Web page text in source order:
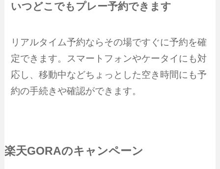
いつどこでもプレー予約できます
リアルタイム予約ならその場ですぐに予約を確
定できます。スマートフォンやケータイにも対
応し、移動中などちょっとした空き時間にも予
約の手続きや確認ができます。
楽天GORAのキャンペーン